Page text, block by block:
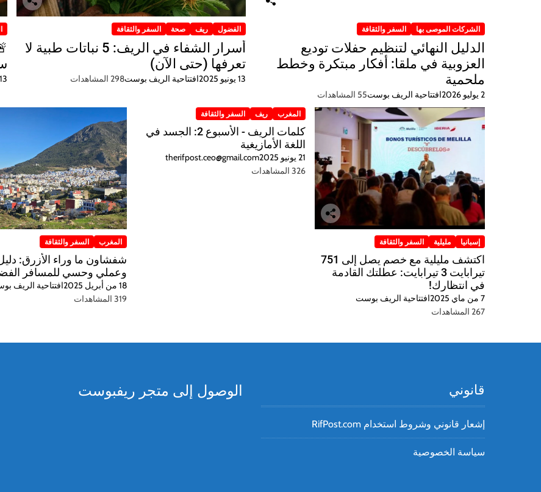
الشركات الموصى بها السفر والثقافة
الدليل النهائي لتنظيم حفلات توديع
العزوبية في ملقا: أفكار مبتكرة وخطط
ملحمية
2 يوليو 2026 افتتاحية الريف بوست55 المشاهدات
الفضول ريف صحة السفر والثقافة
أسرار الشفاء في الريف: 5 نباتات طبية لا
تعرفها (حتى الآن)
13 يونيو 2025 افتتاحية الريف بوست298 المشاهدات 13 يونيو 2025
إسبانيا مليلية السفر والثقافة
اكتشف مليلية مع خصم يصل إلى 751
تيرابايت 3 تيرابايت: عطلتك القادمة
في انتظارك!
7 من ماي 2025
افتتاحية الريف بوست
267 المشاهدات
المغرب ريف السفر والثقافة
كلمات الريف - الأسبوع 2: الجسد في
اللغة الأمازيغية
21 يونيو 2025
therifpost.ceo@gmail.com
326 المشاهدات
المغرب السفر والثقافة
شفشاون ما وراء الأزرق:
وعملي وحسي للمسافر
18 من أبريل 2025
افتتاحية الريف
319 المشاهدات
قانوني
إشعار قانوني وشروط استخدام RifPost.com
سياسة الخصوصية
الوصول إلى متجر ريفبوست